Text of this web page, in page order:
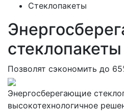
Стеклопакеты
стеклопакеты
Позволят сэкономить до
Энергосберегающие
высокотехнологичное